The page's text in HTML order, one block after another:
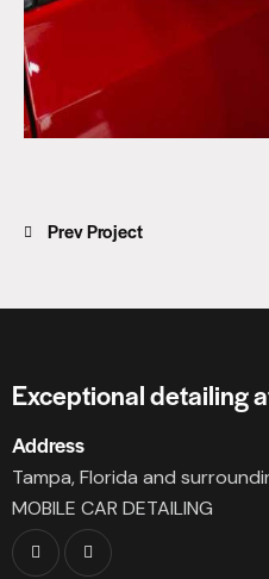
Navegación
Prev Project
Exceptional detailing
Address
Tampa, Florida and
MOBILE CAR DETAILING